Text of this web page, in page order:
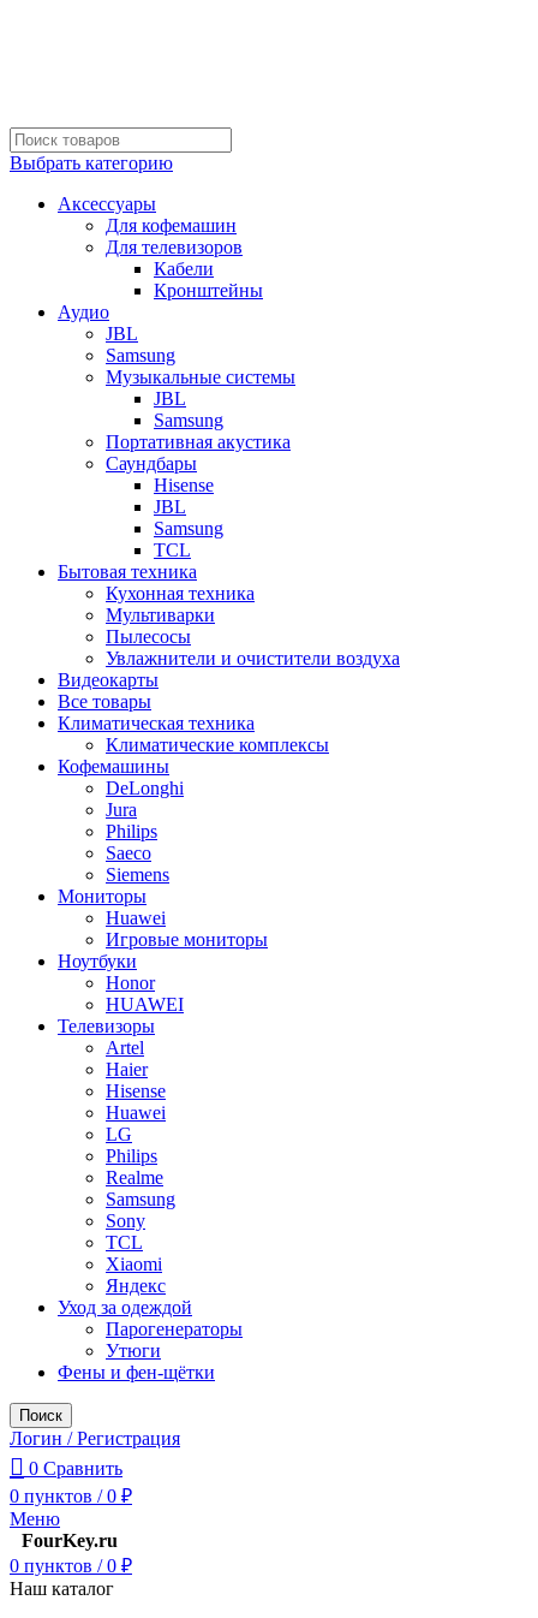
Выбрать категорию
Аксессуары
Для кофемашин
Для телевизоров
Кабели
Кронштейны
Аудио
JBL
Samsung
Музыкальные системы
JBL
Samsung
Портативная акустика
Саундбары
Hisense
JBL
Samsung
TCL
Бытовая техника
Кухонная техника
Мультиварки
Пылесосы
Увлажнители и очистители воздуха
Видеокарты
Все товары
Климатическая техника
Климатические комплексы
Кофемашины
DeLonghi
Jura
Philips
Saeco
Siemens
Мониторы
Huawei
Игровые мониторы
Ноутбуки
Honor
HUAWEI
Телевизоры
Artel
Haier
Hisense
Huawei
LG
Philips
Realme
Samsung
Sony
TCL
Xiaomi
Яндекс
Уход за одеждой
Парогенераторы
Утюги
Фены и фен-щётки
Поиск
Логин / Регистрация
0 Сравнить
0 пунктов / 0 ₽
Меню
FourKey.ru
0 пунктов / 0 ₽
Наш каталог